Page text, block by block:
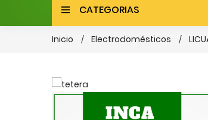
CATEGORIAS
Inicio Electrodomésticos